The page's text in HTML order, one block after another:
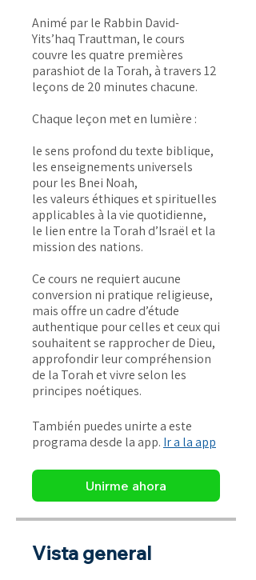
Animé par le Rabbin David-
Yits’haq Trauttman, le cours
couvre les quatre premières
parashiot de la Torah, à travers 12
leçons de 20 minutes chacune.
Chaque leçon met en lumière :
le sens profond du texte biblique,
les enseignements universels
pour les Bnei Noah,
les valeurs éthiques et spirituelles
applicables à la vie quotidienne,
le lien entre la Torah d’Israël et la
mission des nations.
Ce cours ne requiert aucune
conversion ni pratique religieuse,
mais offre un cadre d’étude
authentique pour celles et ceux qui
souhaitent se rapprocher de Dieu,
approfondir leur compréhension
de la Torah et vivre selon les
principes noétiques.
También puedes unirte a este
programa desde la app. Ir a la app
Unirme ahora
Vista general